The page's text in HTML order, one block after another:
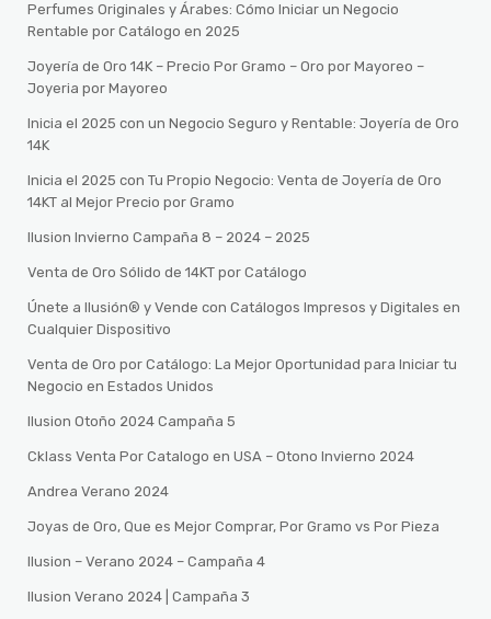
Perfumes Originales y Árabes: Cómo Iniciar un Negocio
Rentable por Catálogo en 2025
Joyería de Oro 14K – Precio Por Gramo – Oro por Mayoreo –
Joyeria por Mayoreo
Inicia el 2025 con un Negocio Seguro y Rentable: Joyería de Oro
14K
Inicia el 2025 con Tu Propio Negocio: Venta de Joyería de Oro
14KT al Mejor Precio por Gramo
Ilusion Invierno Campaña 8 – 2024 – 2025
Venta de Oro Sólido de 14KT por Catálogo
Únete a Ilusión® y Vende con Catálogos Impresos y Digitales en
Cualquier Dispositivo
Venta de Oro por Catálogo: La Mejor Oportunidad para Iniciar tu
Negocio en Estados Unidos
Ilusion Otoño 2024 Campaña 5
Cklass Venta Por Catalogo en USA – Otono Invierno 2024
Andrea Verano 2024
Joyas de Oro, Que es Mejor Comprar, Por Gramo vs Por Pieza
Ilusion – Verano 2024 – Campaña 4
Ilusion Verano 2024 | Campaña 3